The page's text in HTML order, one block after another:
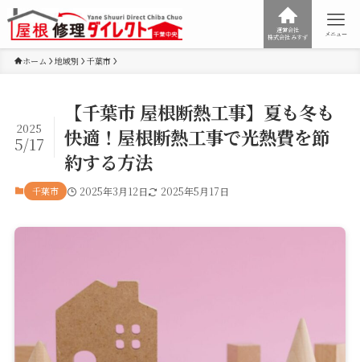
運営会社
株式会社みすず
メニュー
ホーム 地域別 千葉市
【千葉市 屋根断熱工事】夏も冬も
快適！屋根断熱工事で光熱費を節
約する方法
2025
5/17
千葉市 2025年3月12日 2025年5月17日